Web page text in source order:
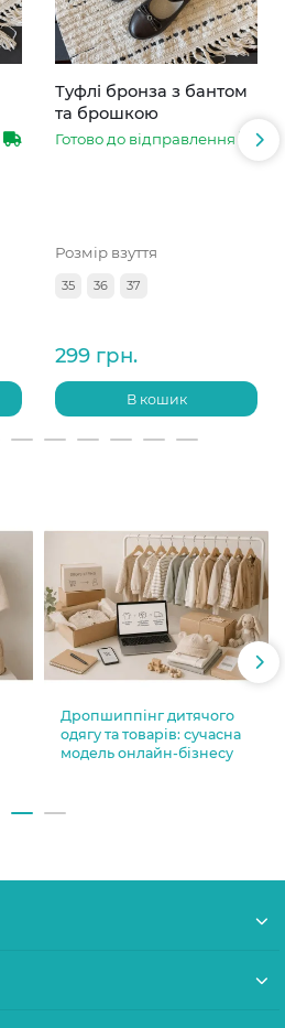
Туфлі бронза з бантом
та брошкою
Готово до відправлення
Розмір взуття
35 36 37
299 грн.
В кошик
Дропшиппінг дитячого
одягу та товарів: сучасна
модель онлайн-бізнесу